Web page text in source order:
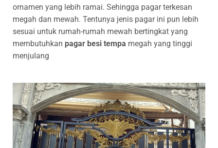
ornamen yang lebih ramai. Sehingga pagar terkesan
megah dan mewah. Tentunya jenis pagar ini pun lebih
sesuai untuk rumah-rumah mewah bertingkat yang
membutuhkan pagar besi tempa megah yang tinggi
menjulang